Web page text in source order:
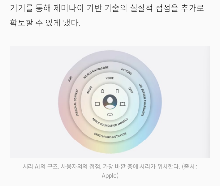
기기를 통해 제미나이 기반 기술의 실질적 접점을 추가로
확보할 수 있게 됐다.
시리 AI의 구조. 사용자와의 접점, 가장 바깥 층에 시리가 위치한다. (출처 :
Apple)